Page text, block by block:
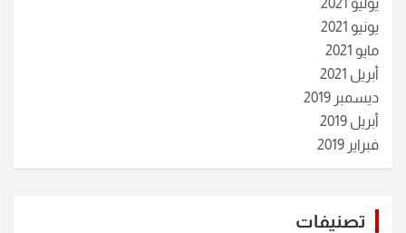
يوليو 2021
يونيو 2021
مايو 2021
أبريل 2021
ديسمبر 2019
أبريل 2019
فبراير 2019
تصنيفات